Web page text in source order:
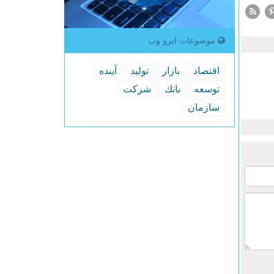
موضوعات ایزو وب
اقتصاد بازار تولید
آینده
توسعه
بانك
شركت
سازمان